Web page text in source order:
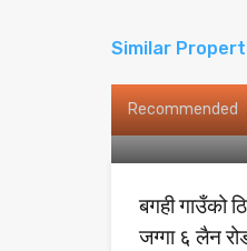
Similar
Recommended
बगही गाउँको
जग्गा ६ लैन